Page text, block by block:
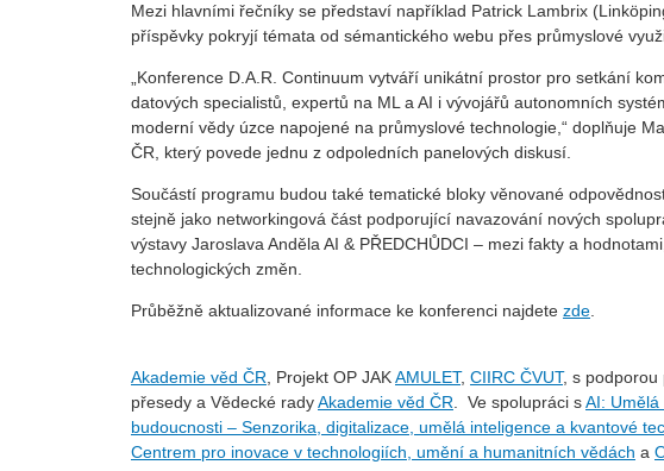
Mezi hlavními řečníky se představí například Patrick Lambrix
příspěvky pokryjí témata od sémantického webu přes průmyslové
„Konference D.A.R. Continuum vytváří unikátní prostor pro setkání
datových specialistů, expertů na ML a AI i vývojářů autonomních
moderní vědy úzce napojené na průmyslové technologie,“ doplňuje
ČR, který povede jednu z odpoledních panelových diskusí.
Součástí programu budou také tematické bloky věnované
stejně jako networkingová část podporující navazování nových
výstavy Jaroslava Anděla AI & PŘEDCHŮDCI – mezi fakty a
technologických změn.
Průběžně aktualizované informace ke konferenci najdete zde.
Akademie věd ČR, Projekt OP JAKAMULET, CIIRC ČVUT, s podporou
přesedy a Vědecké radyAkademie věd ČR. Ve spolupráci sAI:
budoucnosti – Senzorika, digitalizace, umělá inteligence a kvantové
Centrem pro inovace v technologiích, umění a humanitních vědách a